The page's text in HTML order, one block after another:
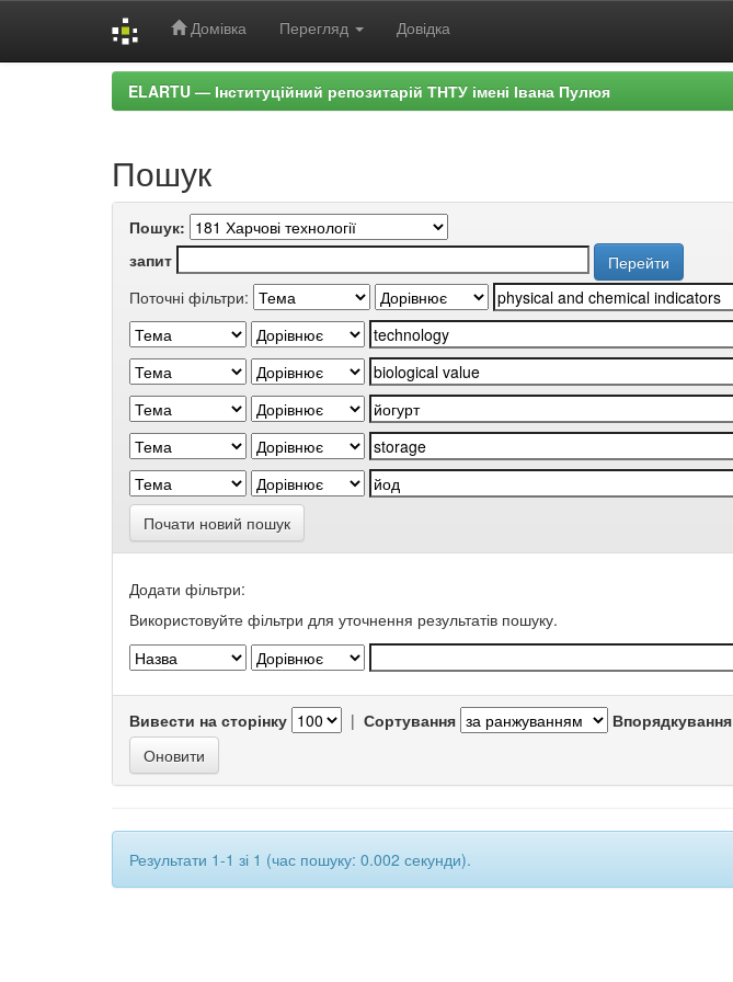
Домівка Перегляд Довідка
ELARTU — Інституційний репозитарій ТНТУ імені Івана Пулюя
Пошук
Пошук:
запит
Поточні фільтри:
Почати новий пошук
Додати фільтри:
Використовуйте фільтри для уточнення результатів пошуку.
Вивести на сторінку | Сортування Впорядкування
Результати 1-1 зі 1 (час пошуку: 0.002 секунди).